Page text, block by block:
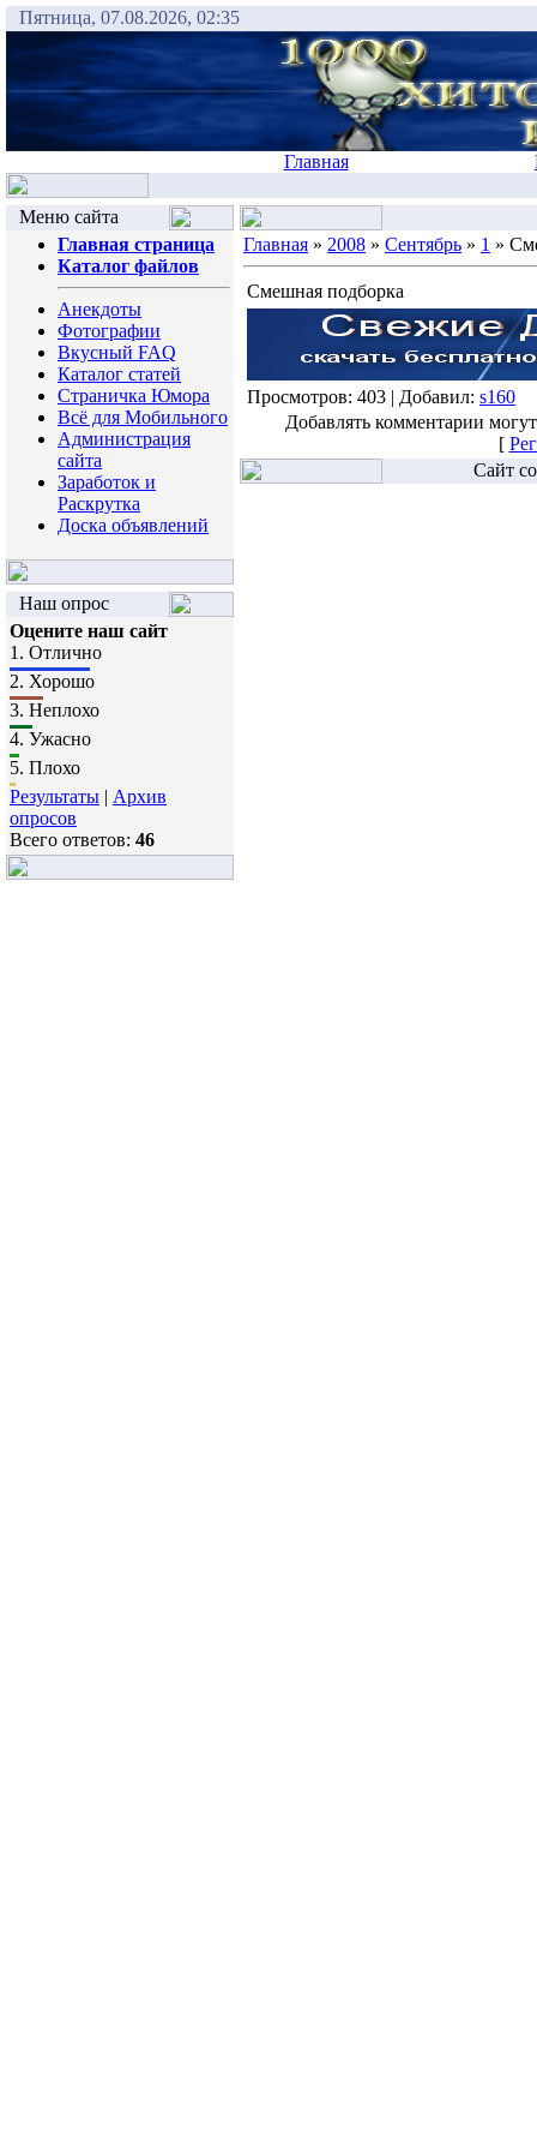
Пятница, 07.08.2026, 02:35
Главная
Меню сайта
Главная страница
Каталог файлов
Анекдоты
Фотографии
Вкусный FAQ
Каталог статей
Страничка Юмора
Всё для Мобильного
Администрация
сайта
Заработок и
Раскрутка
Доска объявлений
Наш опрос
Оцените наш сайт
1. Отлично
2. Хорошо
3. Неплохо
4. Ужасно
5. Плохо
Результаты | Архив
опросов
Всего ответов: 46
Главная » 2008 » Сентябрь » 1 »
Смешная подборка
Просмотров: 403 | Добавил: s160
Добавлять комментарии
[
Сайт